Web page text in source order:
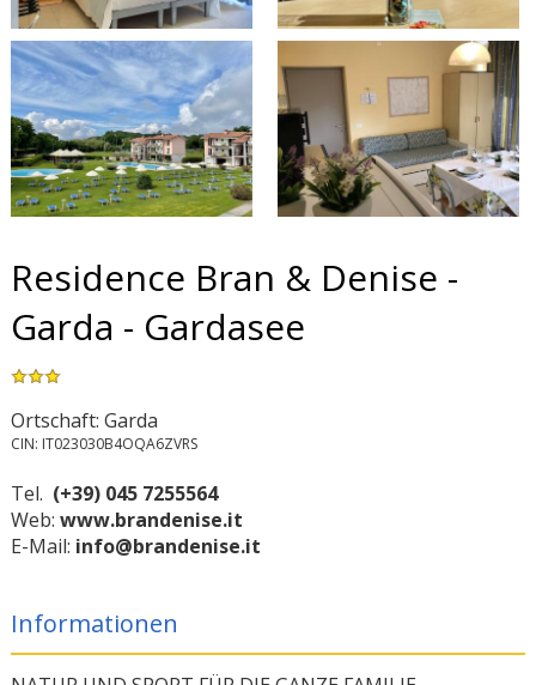
Residence Bran & Denise -
Garda - Gardasee
Ortschaft: Garda
CIN: IT023030B4OQA6ZVRS
Tel. (+39) 045 7255564
Web: www.brandenise.it
E-Mail: info@brandenise.it
Informationen